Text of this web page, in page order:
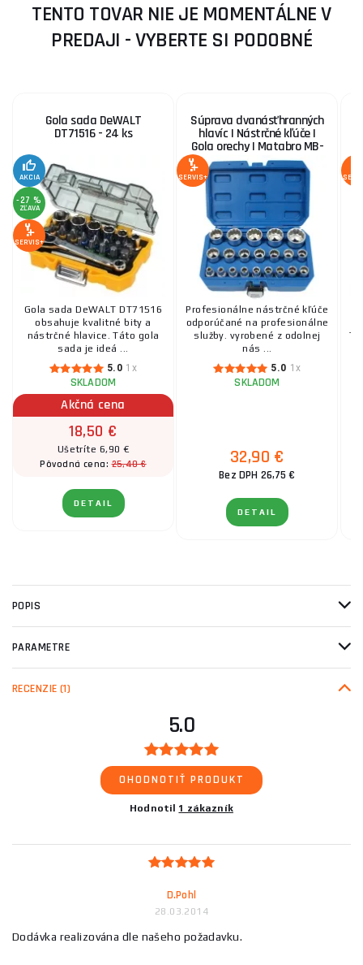
TENTO TOVAR NIE JE MOMENTÁLNE V
PREDAJI - VYBERTE SI PODOBNÉ
Gola sada DeWALT
DT71516 - 24 ks
AKCIA
-27 %
ZĽAVA
SERVIS+
Gola sada DeWALT DT71516
obsahuje kvalitné bity a
nástrčné hlavice. Táto gola
sada je ideá ...
5.0 1x
SKLADOM
Akčná cena
18,50 €
Ušetríte 6,90 €
Pôvodná cena:25,40 €
DETAIL
Súprava dvanásťhranných
hlavíc | Nástrčné kľúče |
Gola orechy | Matabro MB-
SOC01, 8 - 36 mm 1/2
SERVIS+
Profesionálne nástrčné kľúče
odporúčané na profesionálne
služby. vyrobené z odolnej
nás ...
5.0 1x
SKLADOM
32,90 €
Bez DPH 26,75 €
DETAIL
POPIS
PARAMETRE
RECENZIE (1)
5.0
OHODNOTIŤ PRODUKT
Hodnotil 1 zákazník
D.Pohl
28.03.2014
Dodávka realizována dle našeho požadavku.